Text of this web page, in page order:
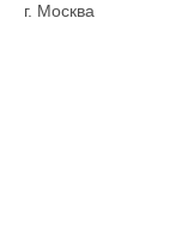
г. Москва